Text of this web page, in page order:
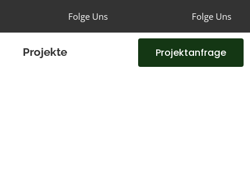
Folge Uns Folge Uns
Projekte Projektanfrage